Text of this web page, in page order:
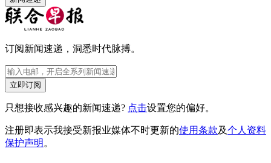
订阅新闻速递，洞悉时代脉搏。
立即订阅
只想接收感兴趣的新闻速递? 点击设置您的偏好。
注册即表示我接受新报业媒体不时更新的使用条款及个人资料
保护声明。